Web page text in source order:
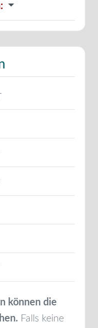
:
können die
Falls keine